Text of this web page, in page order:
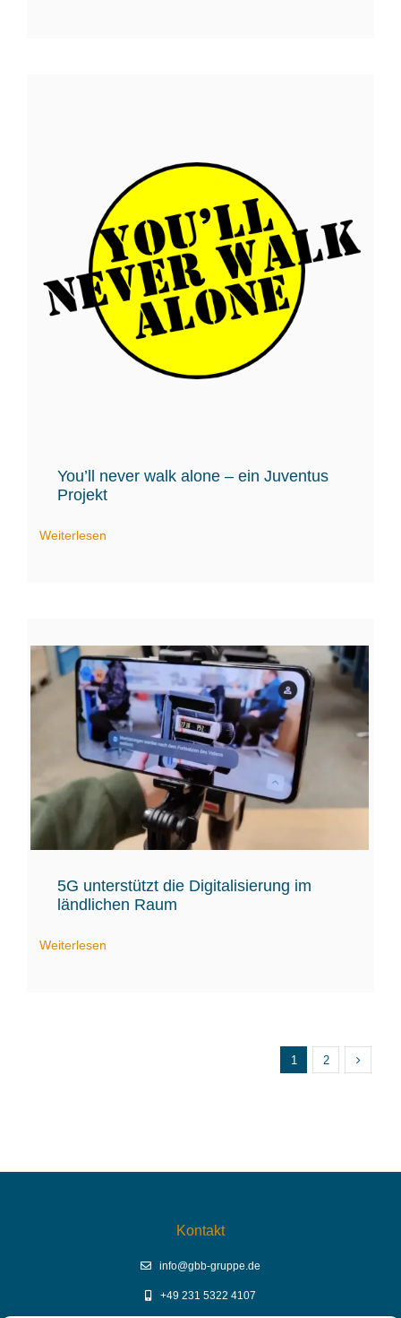
You’ll never walk alone – ein Juventus
Projekt
Weiterlesen
5G unterstützt die Digitalisierung im
ländlichen Raum
Weiterlesen
1 2
Kontakt
info@gbb-gruppe.de
+49 231 5322 4107